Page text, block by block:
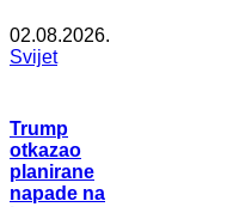
02.08.2026.
Svijet
Trump
otkazao
planirane
napade na